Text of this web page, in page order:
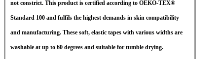
not constrict. This product is certified according to OEKO-TEX®
Standard 100 and fulfils the highest demands in skin compatibility
and manufacturing. These soft, elastic tapes with various widths are
washable at up to 60 degrees and suitable for tumble drying.